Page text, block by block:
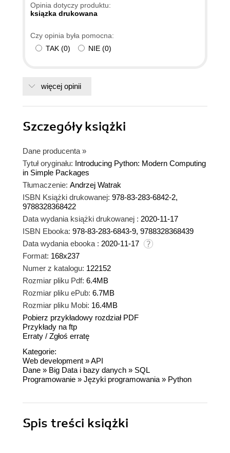
Opinia dotyczy produktu:
ksiązka drukowana
Czy opinia była pomocna:
TAK (0) NIE (0)
więcej opinii
Szczegółyksiążki
Dane producenta »
Tytuł oryginału: Introducing Python: Modern Computing
in Simple Packages
Tłumaczenie: Andrzej Watrak
ISBN Książki drukowanej: 978-83-283-6842-2,
9788328368422
Data wydania książki drukowanej : 2020-11-17
ISBN Ebooka: 978-83-283-6843-9, 9788328368439
Data wydania ebooka : 2020-11-17
Format: 168x237
Numer z katalogu: 122152
Rozmiar pliku Pdf: 6.4MB
Rozmiar pliku ePub: 6.7MB
Rozmiar pliku Mobi: 16.4MB
Pobierz przykładowy rozdział PDF
Przykłady na ftp
Erraty / Zgłoś erratę
Kategorie:
Web development »API
Dane » Big Data i bazy danych » SQL
Programowanie » Języki programowania » Python
Spis treści książki